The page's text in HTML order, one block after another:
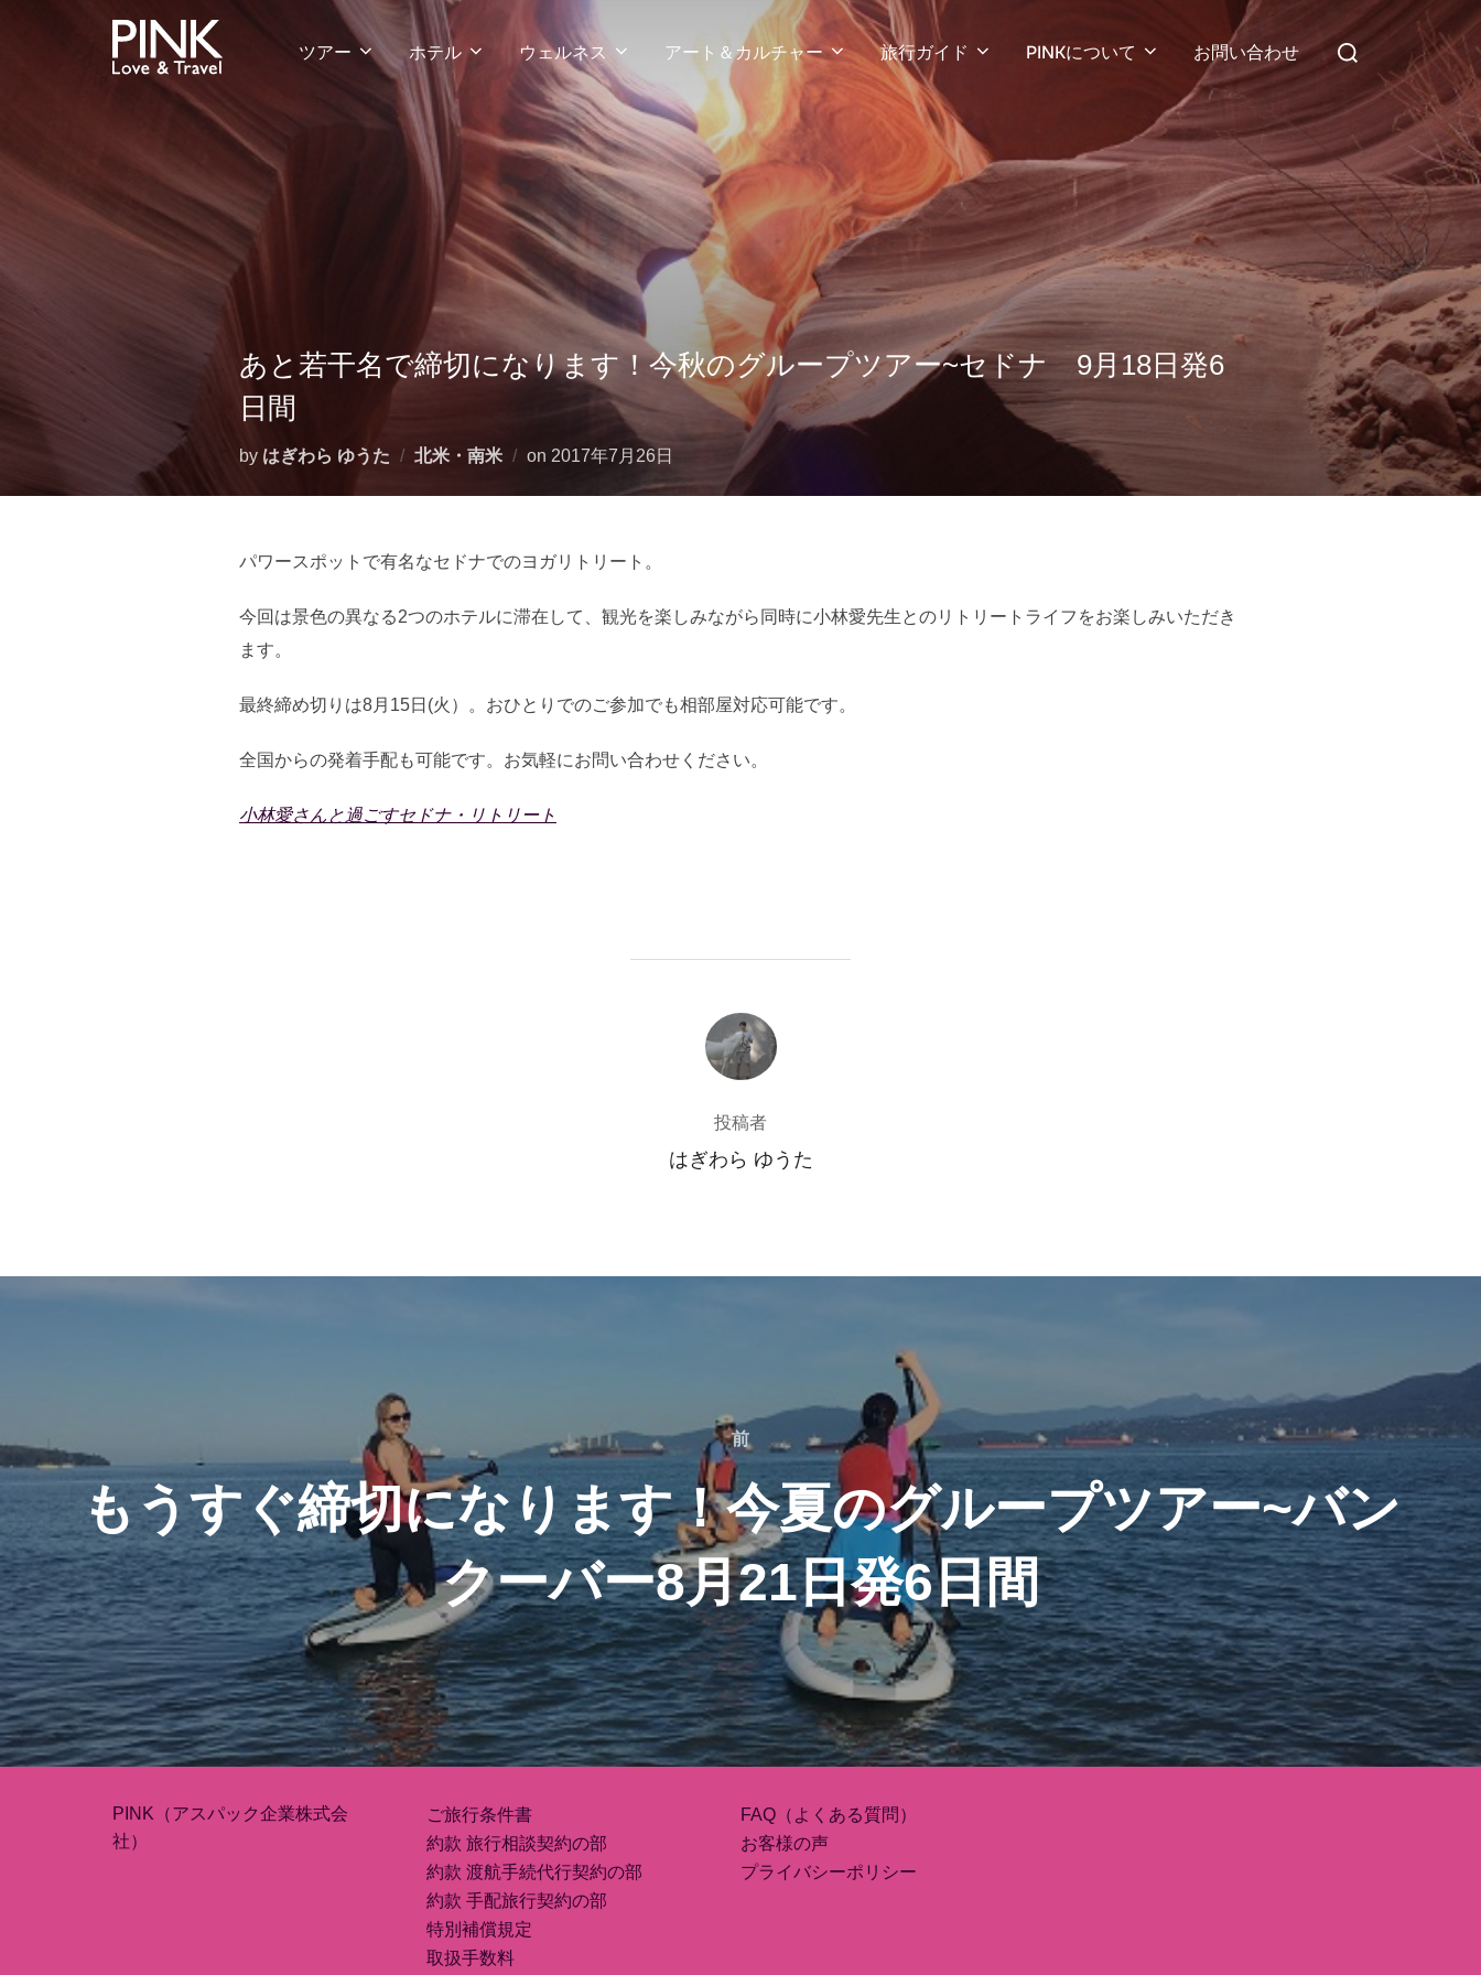
ツアー ホテル ウェルネス アート＆カルチャー 旅行ガイド PINKについて お問い合わせ
検
索
あと若干名で締切になります！今秋のグループツアー~セドナ 9月18日発6
日間
by はぎわら ゆうた 北米・南米 on 投
2017年7月26日
パワースポットで有名なセドナでのヨガリトリート。
今回は景色の異なる2つのホテルに滞在して、観光を楽しみながら同時に小林愛先生とのリトリートライフをお楽しみいただき
ます。
最終締め切りは8月15日(火）。おひとりでのご参加でも相部屋対応可能です。
全国からの発着手配も可能です。お気軽にお問い合わせください。
小林愛さんと過ごすセドナ・リトリート
投稿者
投稿者
はぎわら ゆうた
ビ
ゲ
ー
シ
ョ
ン
前
前
もうすぐ締切になります！今夏のグループツアー~バン
クーバー8月21日発6日間
PINK（アスパック企業株式会
社）
ご旅行条件書
約款 旅行相談契約の部
約款 渡航手続代行契約の部
約款 手配旅行契約の部
特別補償規定
取扱手数料
FAQ（よくある質問）
お客様の声
プライバシーポリシー